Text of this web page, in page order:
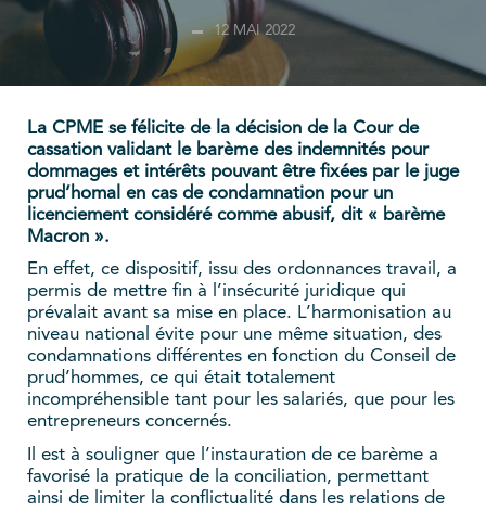
12 MAI 2022
La CPME se félicite de la décision de la Cour de
cassation validant le barème des indemnités pour
dommages et intérêts pouvant être fixées par le juge
prud’homal en cas de condamnation pour un
licenciement considéré comme abusif, dit « barème
Macron ».
En effet, ce dispositif, issu des ordonnances travail, a
permis de mettre fin à l’insécurité juridique qui
prévalait avant sa mise en place. L’harmonisation au
niveau national évite pour une même situation, des
condamnations différentes en fonction du Conseil de
prud’hommes, ce qui était totalement
incompréhensible tant pour les salariés, que pour les
entrepreneurs concernés.
Il est à souligner que l’instauration de ce barème a
favorisé la pratique de la conciliation, permettant
ainsi de limiter la conflictualité dans les relations de